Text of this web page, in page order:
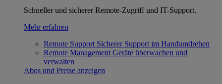
Schneller und sicherer Remote-Zugriff und IT-Support.
Mehr erfahren
Remote Support Sicherer Support im Handumdrehen
Remote Management Geräte überwachen und
verwalten
Abos und Preise anzeigen